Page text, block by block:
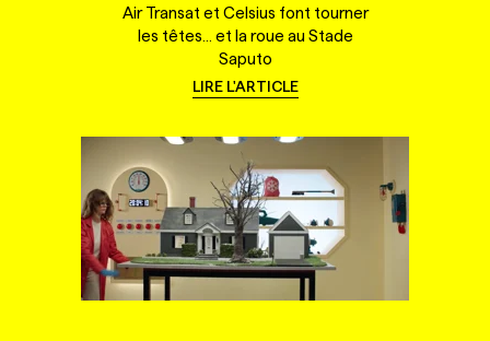
Air Transat et Celsius font tourner
les têtes... et la roue au Stade
Saputo
LIRE L'ARTICLE